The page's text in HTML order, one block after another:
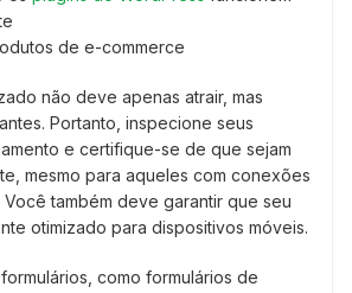
de e-commerce
não deve apenas atrair, mas
Portanto, inspecione seus
e certifique-se de que sejam
mesmo para aqueles com conexões
também deve garantir que seu
otimizado para dispositivos móveis.
como formulários de